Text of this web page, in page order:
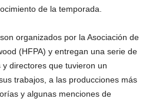
de la temporada.
son organizados por la Asociación de
(HFPA) y entregan una serie de
directores que tuvieron un
trabajos, a las producciones más
y algunas menciones de